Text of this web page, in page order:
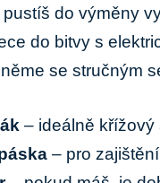
do výměny
do bitvy s
se stručným
– ideálně křížový
– pro